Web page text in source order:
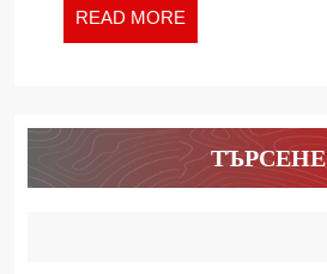
READ MORE
MORE
ТЪРСЕНЕ